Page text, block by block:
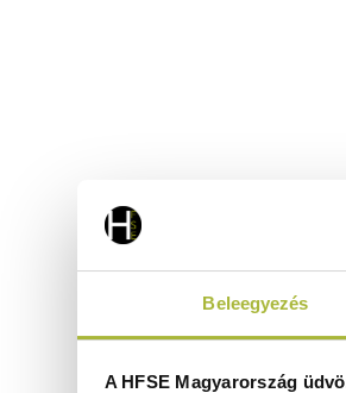
Beleegyezés
A HFSE Magyarország